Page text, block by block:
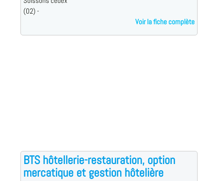
(02) -
Voir la fiche complète
BTS hôtellerie-restauration, option
mercatique et gestion hôtelière